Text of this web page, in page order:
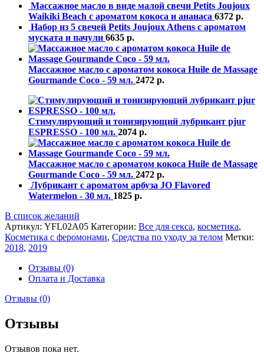
Массажное масло в виде малой свечи Petits Joujoux
Waikiki Beach с ароматом кокоса и ананаса 6372 р.
Набор из 5 свечей Petits Joujoux Athens с ароматом
муската и пачули 6635 р.
Массажное масло с ароматом кокоса Huile de Massage
Gourmande Coco - 59 мл. 2472 р.
Стимулирующий и тонизирующий лубрикант pjur
ESPRESSO - 100 мл. 2074 р.
Массажное масло с ароматом кокоса Huile de Massage
Gourmande Coco - 59 мл. 2472 р.
Лубрикант с ароматом арбуза JO Flavored
Watermelon - 30 мл. 1825 р.
В список желаний
Артикул: YFL02A05 Категории: Все для секса, косметика,
Косметика с феромонами, Средства по уходу за телом Метки:
2018, 2019
Отзывы (0)
Оплата и Доставка
Отзывы (0)
Отзывы
Отзывов пока нет.